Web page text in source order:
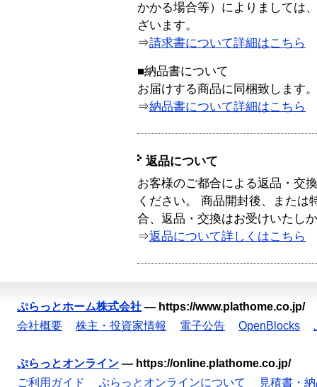
かかる場合等）によりましては
ざいます。
⇒請求書について詳細はこちら
■納品書について
お届けする商品に同梱致します。
⇒納品書について詳細はこちら
返品について
お客様のご都合による返品・交
ください。 商品開封後、または
合、返品・交換はお受けいたし
⇒返品について詳しくはこちら
ぷらっとホーム株式会社 — https://www.plathome.co.jp/
会社概要
株主・投資家情報 電子公告 OpenBlocks
ぷらっとオンライン — https://online.plathome.co.jp/
ご利用ガイド
ぷらっとオンラインについて 見積書・